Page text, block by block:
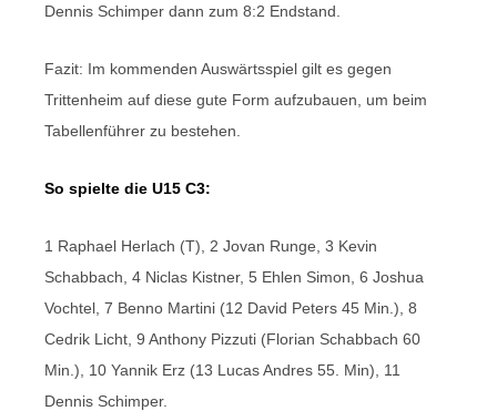
Dennis Schimper dann zum 8:2 Endstand.
Fazit: Im kommenden Auswärtsspiel gilt es gegen
Trittenheim auf diese gute Form aufzubauen, um beim
Tabellenführer zu bestehen.
So spielte die U15 C3:
1 Raphael Herlach (T), 2 Jovan Runge, 3 Kevin
Schabbach, 4 Niclas Kistner, 5 Ehlen Simon, 6 Joshua
Vochtel, 7 Benno Martini (12 David Peters 45 Min.), 8
Cedrik Licht, 9 Anthony Pizzuti (Florian Schabbach 60
Min.), 10 Yannik Erz (13 Lucas Andres 55. Min), 11
Dennis Schimper.